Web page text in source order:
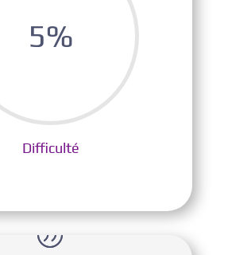
5%
Difficulté